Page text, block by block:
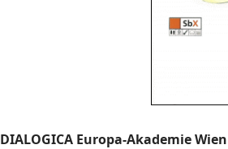
DIALOGICA Europa-Akademie Wien